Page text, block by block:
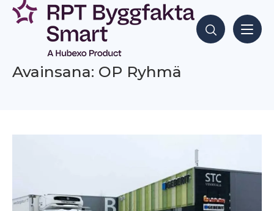
Siirry
sisältöön
Hae sisältöjä
Avainsana: OP Ryhmä